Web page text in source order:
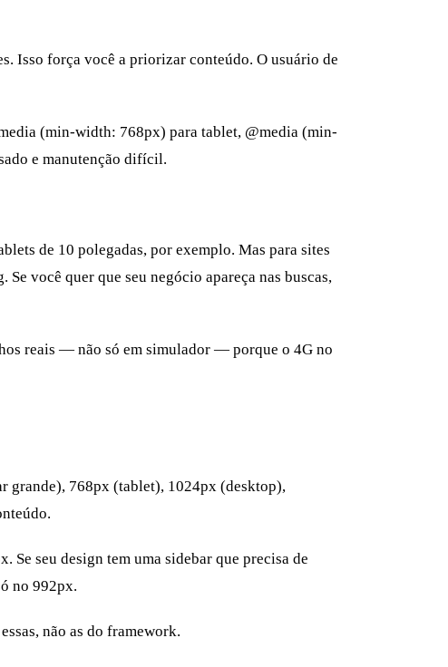
Isso força você a priorizar conteúdo. O usuário de
(min-width: 768px) para tablet, @media (min-
e manutenção difícil.
de 10 polegadas, por exemplo. Mas para sites
você quer que seu negócio apareça nas buscas,
reais — não só em simulador — porque o 4G no
grande), 768px (tablet), 1024px (desktop),
seu design tem uma sidebar que precisa de
no 992px.
não as do framework.